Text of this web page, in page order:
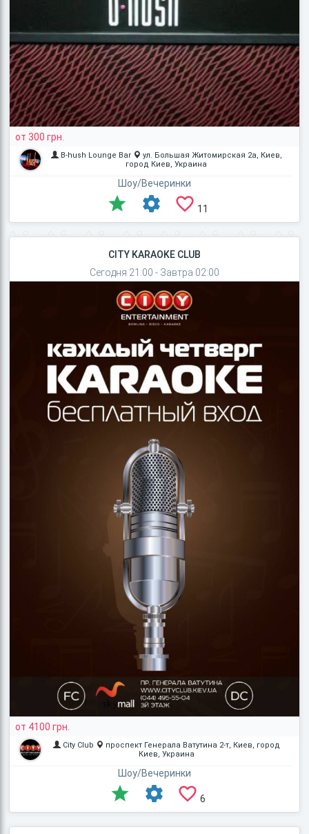
от 300 грн.
B-hush Lounge Bar
ул. Большая Житомирская 2а, Киев,
город Киев, Украина
Шоу/Вечеринки
11
CITY KARAOKE CLUB
Сегодня 21:00 - Завтра 02:00
от 4100 грн.
City Club
проспект Генерала Ватутина 2-т, Киев, город
Киев, Украина
Шоу/Вечеринки
6